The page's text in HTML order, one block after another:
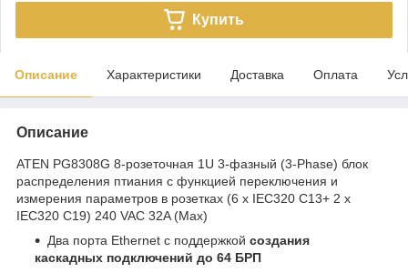
Купить
Описание Характеристики Доставка Оплата
Описание
ATEN PG8308G 8-розеточная 1U 3-фазный (3-Phase) блок
распределения птиания с функцией переключения и
измерения параметров в розетках (6 x IEC320 C13+ 2 x
IEC320 C19) 240 VAC 32A (Max)
Два порта Ethernet с поддержкой создания
каскадных подключений до 64 БРП